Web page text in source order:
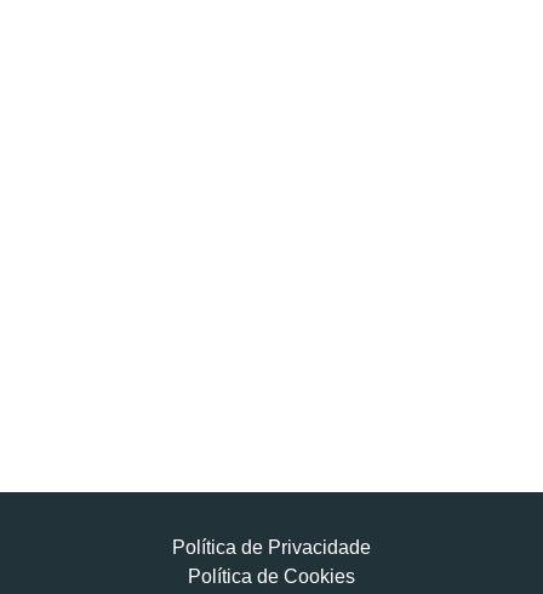
Política de Privacidade
Política de Cookies